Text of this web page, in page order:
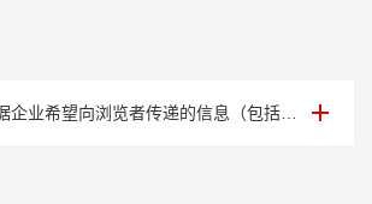
网页设计，是根据企业希望向浏览者传递的信息（包括产品、服务、理念、文化），进行网···